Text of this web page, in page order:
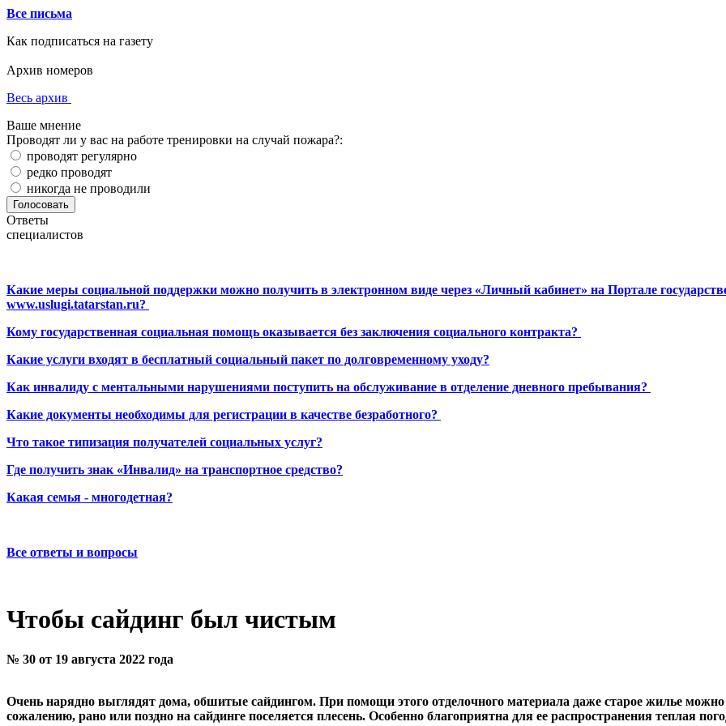
Все письма
Как подписаться на газету
Архив номеров
Весь архив
Ваше мнение
Проводят ли у вас на работе тренировки на случай пожара?:
проводят регулярно
редко проводят
никогда не проводили
Ответы
специалистов
Какие меры социальной поддержки можно получить в электронном виде через «Личный кабинет» на Портале
www.uslugi.tatarstan.ru?
Кому государственная социальная помощь оказывается без заключения социального контракта?
Какие услуги входят в бесплатный социальный пакет по долговременному уходу?
Как инвалиду с ментальными нарушениями поступить на обслуживание в отделение дневного пребывания?
Какие документы необходимы для регистрации в качестве безработного?
Что такое типизация получателей социальных услуг?
Где получить знак «Инвалид» на транспортное средство?
Какая семья - многодетная?
Все ответы и вопросы
Чтобы сайдинг был чистым
№ 30 от 19 августа 2022 года
Очень нарядно выглядят дома, обшитые сайдингом. При помощи этого отделочного материала даже старое жилье можно
сожалению, рано или поздно на сайдинге поселяется плесень. Особенно благоприятна для ее распространения теплая